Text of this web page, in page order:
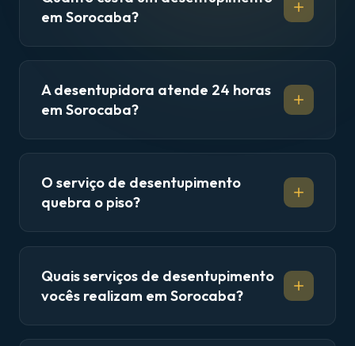
em Sorocaba?
A desentupidora atende 24 horas
em Sorocaba?
O serviço de desentupimento
quebra o piso?
Quais serviços de desentupimento
vocês realizam em Sorocaba?